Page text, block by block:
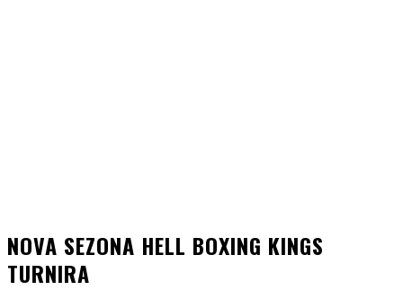
NOVA SEZONA HELL BOXING KINGS
TURNIRA